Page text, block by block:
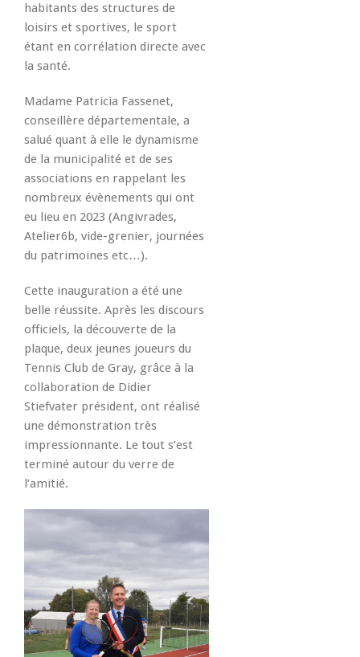
habitants des structures de
loisirs et sportives, le sport
étant en corrélation directe avec
la santé.
Madame Patricia Fassenet,
conseillère départementale, a
salué quant à elle le dynamisme
de la municipalité et de ses
associations en rappelant les
nombreux évènements qui ont
eu lieu en 2023 (Angivrades,
Atelier6b, vide-grenier, journées
du patrimoines etc…).
Cette inauguration a été une
belle réussite. Après les discours
officiels, la découverte de la
plaque, deux jeunes joueurs du
Tennis Club de Gray, grâce à la
collaboration de Didier
Stiefvater président, ont réalisé
une démonstration très
impressionnante. Le tout s’est
terminé autour du verre de
l’amitié.